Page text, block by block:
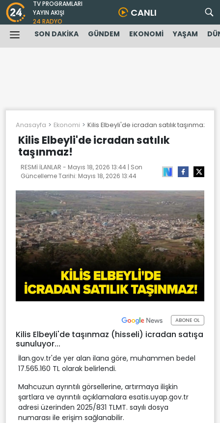
TV PROGRAMLARI
YAYIN AKIŞI
24 RADYO
CANLI
SON DAKİKA GÜNDEM EKONOMİ YAŞAM
Anasayfa Ekonomi Kilis Elbeyli'de icradan satılık taşınmaz!
Kilis Elbeyli'de icradan satılık
taşınmaz!
RESMİ İLANLAR - Mayıs 18, 2026 13:44 | Son
Güncelleme Tarihi: Mayıs 18, 2026 13:44
ABONE OL
Kilis Elbeyli'de taşınmaz (hisseli) icradan satışa
sunuluyor...
İlan.gov.tr'de yer alan ilana göre, muhammen bedel
17.565.160 TL olarak belirlendi.
Mahcuzun ayrıntılı görsellerine, artırmaya ilişkin
şartlara ve ayrıntılı açıklamalara esatis.uyap.gov.tr
adresi üzerinden 2025/831 TLMT. sayılı dosya
numarası ile erişim sağlanabilir.